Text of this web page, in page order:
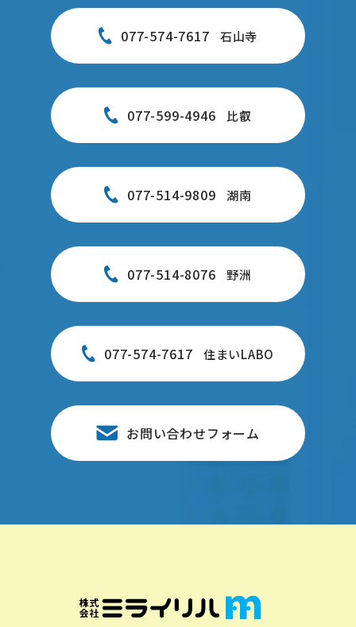
077-574-7617 石山寺
077-599-4946 比叡
077-514-9809 湖南
077-514-8076 野洲
077-574-7617 住まいLABO
お問い合わせフォーム